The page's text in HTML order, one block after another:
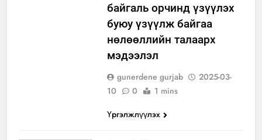
байгаль орчинд үзүүлэх
буюу үзүүлж байгаа
нөлөөллийн талаарх
мэдээлэл
gunerdene gurjab
2025-03-
10
0
1 mins
Үргэлжлүүлэх